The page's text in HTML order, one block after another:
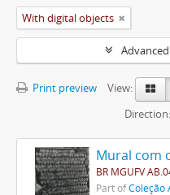
With digital objects
Print preview
View:
Direction:
BR MGUFV
Part ofColeção